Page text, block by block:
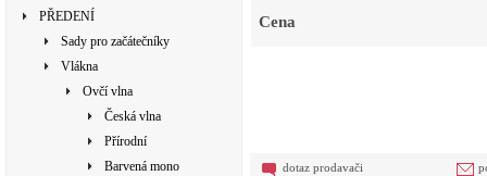
PŘEDENÍ
Sady pro začátečníky
Vlákna
Ovčí vlna
Česká vlna
Přírodní
Barvená mono
Cena
dotaz prodavači